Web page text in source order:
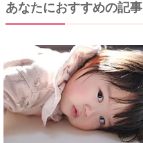
あなたにおすすめの記事